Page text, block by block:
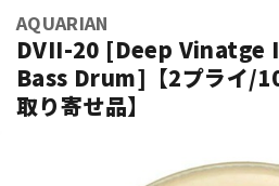
エレキギター
AQUARIAN
DVII-20 [Deep Vinatge
Bass Drum]【2プライ/
取り寄せ品】